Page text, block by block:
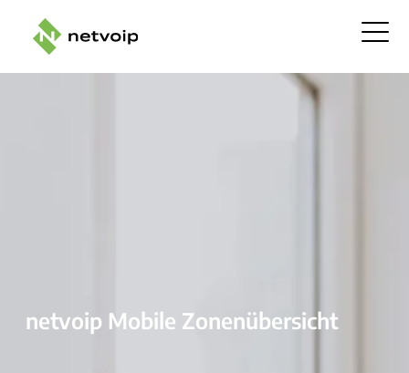
netvoip Mobile Zonenübersicht